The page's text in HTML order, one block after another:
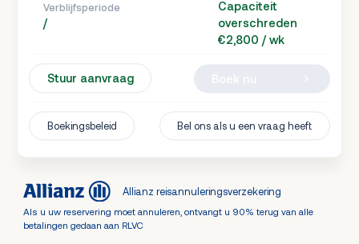
Verblijfsperiode
/
Capaciteit
overschreden
€2,800 / wk
Stuur aanvraag
Boekingsbeleid Bel ons als u een vraag heeft
Allianz reisannuleringsverzekering
Als u uw reservering moet annuleren, ontvangt u 90% terug van alle
betalingen gedaan aan RLVC